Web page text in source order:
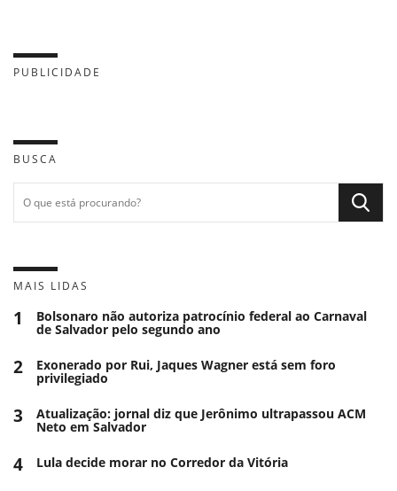
PUBLICIDADE
BUSCA
MAIS LIDAS
1 Bolsonaro não autoriza patrocínio federal ao Carnaval
de Salvador pelo segundo ano
2 Exonerado por Rui, Jaques Wagner está sem foro
privilegiado
3 Atualização: jornal diz que Jerônimo ultrapassou ACM
Neto em Salvador
4 Lula decide morar no Corredor da Vitória